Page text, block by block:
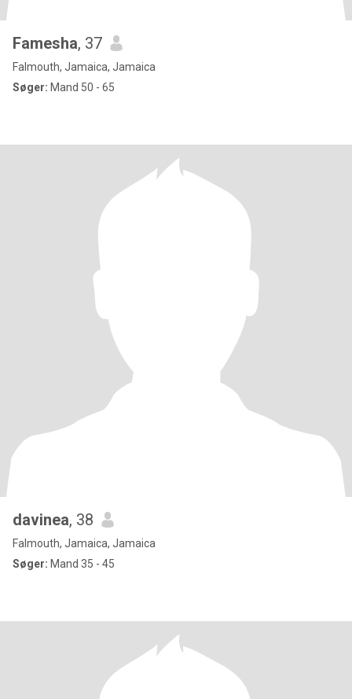
Famesha, 37
Falmouth, Jamaica, Jamaica
Søger: Mand 50 - 65
davinea, 38
Falmouth, Jamaica, Jamaica
Søger: Mand 35 - 45